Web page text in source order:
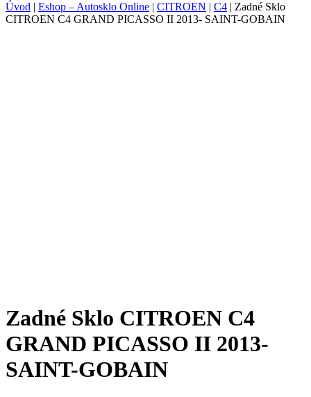
Úvod | Eshop – Autosklo Online | CITROEN | C4 | Zadné Sklo
CITROEN C4 GRAND PICASSO II 2013- SAINT-GOBAIN
Zadné Sklo CITROEN C4
GRAND PICASSO II 2013-
SAINT-GOBAIN